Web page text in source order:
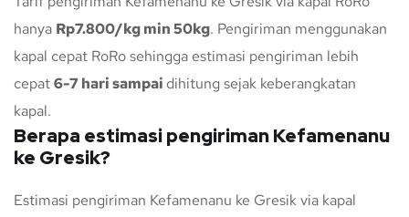
hanya Rp7.800/kg min 50kg. Pengiriman menggunakan
kapal cepat RoRo sehingga estimasi pengiriman lebih
cepat6-7 hari sampai dihitung sejak keberangkatan
kapal.
Berapa estimasi pengiriman Kefamenanu
ke Gresik?
Estimasi pengiriman Kefamenanu ke Gresik via kapal